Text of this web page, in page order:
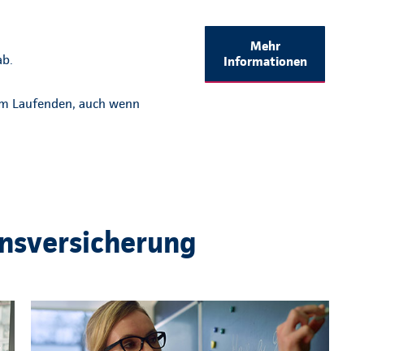
Laufenden, auch wenn
Mehr
Informationen